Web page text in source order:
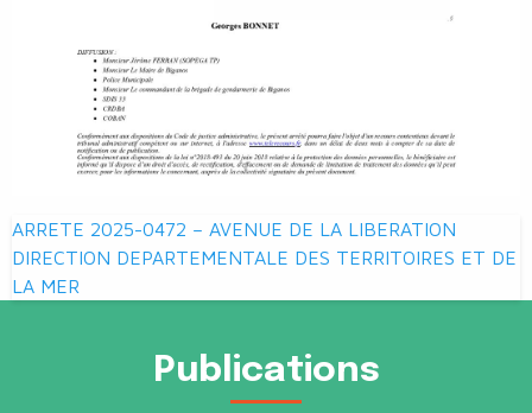
Navigation
de
l’article
ARRETE 2025-0472 – AVENUE DE LA LIBERATION
DIRECTION DEPARTEMENTALE DES TERRITOIRES ET DE
LA MER
Publications